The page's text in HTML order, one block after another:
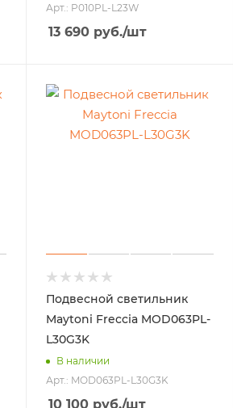
Арт.: P010PL-L23W
13 690 руб./шт
Подвесной светильник
Maytoni Freccia MOD063PL-
L30G3K
В наличии
Арт.: MOD063PL-L30G3K
10 100 руб./шт